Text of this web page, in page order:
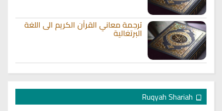
ترجمة معاني القرآن الكريم الى اللغة
البرتغالية